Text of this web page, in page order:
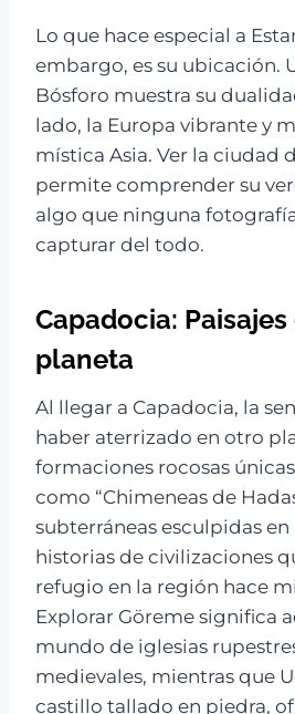
Lo que hace especial a
embargo, es su ubicación.
Bósforo muestra su
lado, la Europa vibrante y
mística Asia. Ver la ciudad
permite comprender su
algo que ninguna
capturar del todo.
Capadocia:
planeta
Al llegar a Capadocia, la
haber aterrizado en otro
formaciones rocosas
como “Chimeneas de
subterráneas esculpidas
historias de civilizaciones
refugio en la región hace
Explorar Göreme significa
mundo de iglesias
medievales, mientras que
castillo tallado en piedra,